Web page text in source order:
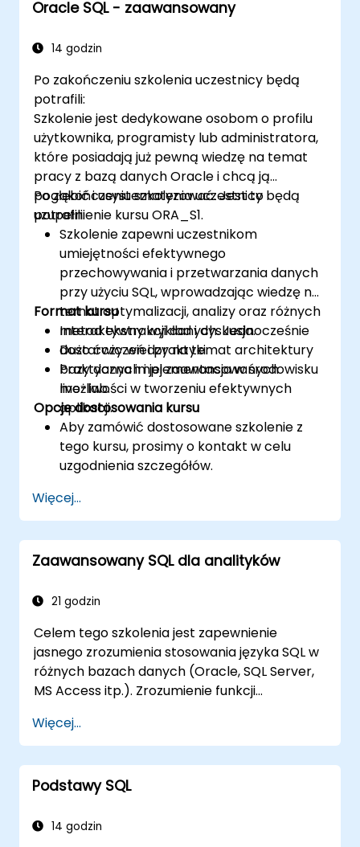
Oracle SQL - zaawansowany
14 godzin
Po zakończeniu szkolenia uczestnicy będą
potrafili:
Szkolenie jest dedykowane osobom o profilu
użytkownika, programisty lub administratora,
które posiadają już pewną wiedzę na temat
pracy z bazą danych Oracle i chcą ją
pogłębić i usystematyzować. Jest to
uzupełnienie kursu ORA_S1.
Po zakończeniu szkolenia uczestnicy będą
potrafili:
Szkolenie zapewni uczestnikom
umiejętności efektywnego
przechowywania i przetwarzania danych
przy użyciu SQL, wprowadzając wiedzę na
temat optymalizacji, analizy oraz różnych
metod ekstrakcji danych. Jednocześnie
dostarczy wiedzy na temat architektury
bazy danych i jej zaawansowanych
możliwości w tworzeniu efektywnych
aplikacji.
Format kursu
Interaktywny wykład i dyskusja.
Dużo ćwiczeń i praktyki.
Praktyczna implementacja w środowisku
live-lab.
Opcje dostosowania kursu
Aby zamówić dostosowane szkolenie z
tego kursu, prosimy o kontakt w celu
uzgodnienia szczegółów.
Więcej...
Zaawansowany SQL dla analityków
21 godzin
Celem tego szkolenia jest zapewnienie
jasnego zrozumienia stosowania języka SQL w
różnych bazach danych (Oracle, SQL Server,
MS Access itp.). Zrozumienie funkcji
tabel w bazie danych pozwoli uczestnikom
przenieść operacje analizy danych na stronę
bazy danych, zamiast wykonywać je w
aplikacji MS Excel. Pomaga to również w
informatycznego wykorzystującego relacyjną
Więcej...
Podstawy SQL
14 godzin